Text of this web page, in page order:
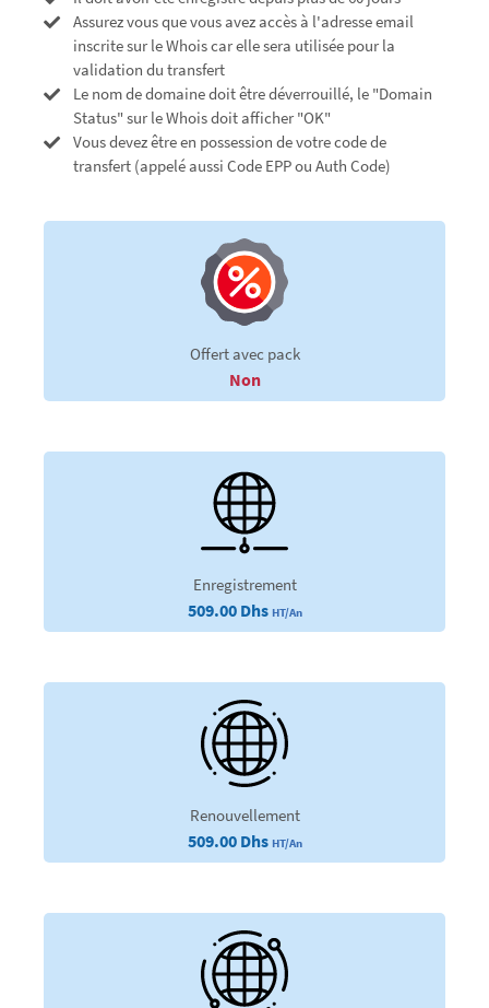
Assurez vous que vous avez accès à l'adresse email
inscrite sur le Whois car elle sera utilisée pour la
validation du transfert
Le nom de domaine doit être déverrouillé, le "Domain
Status" sur le Whois doit afficher "OK"
Vous devez être en possession de votre code de
transfert (appelé aussi Code EPP ou Auth Code)
Offert avec pack
Non
Enregistrement
509.00 Dhs HT/An
Renouvellement
509.00 Dhs HT/An